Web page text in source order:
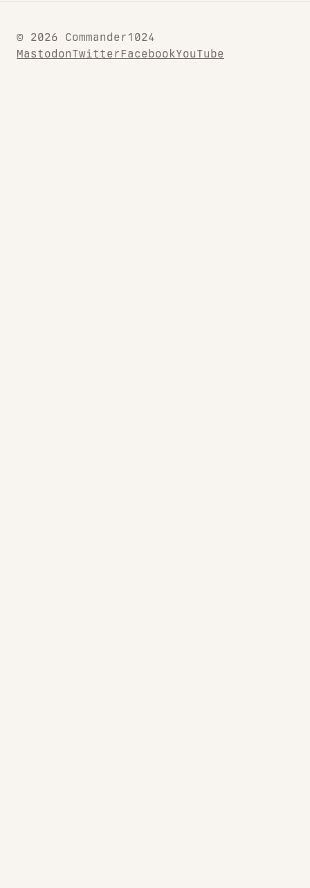
© 2026 Commander1024
MastodonTwitterFacebookYouTube